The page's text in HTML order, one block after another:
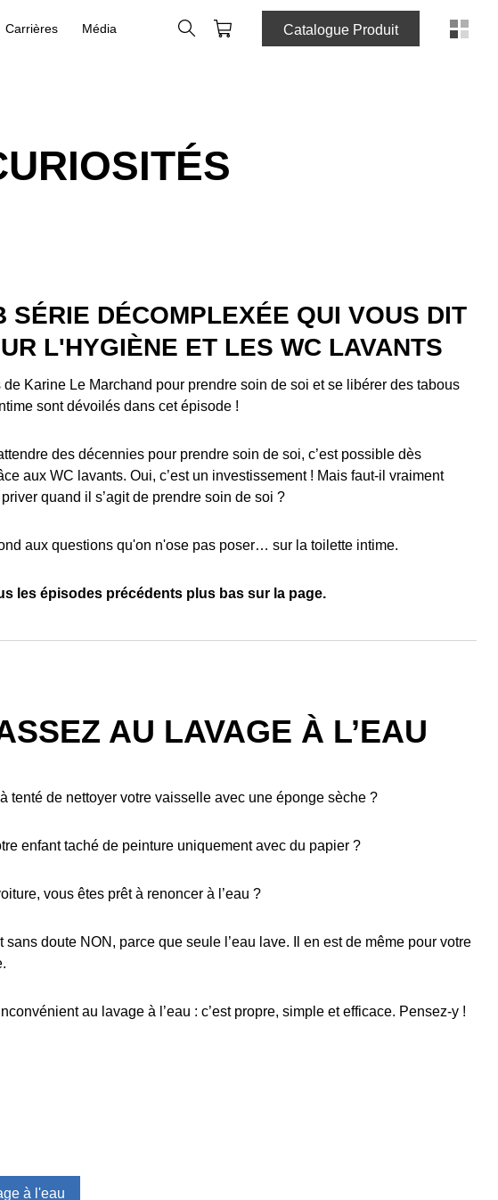
Carrières Média Rechercher Catalogue Produit
SÉRIE DÉCOMPLEXÉE QUI VOUS DIT
L'HYGIÈNE ET LES WC LAVANTS
de Karine Le Marchand pour prendre soin de soi et se libérer des tabous
sont dévoilés dans cet épisode !
des décennies pour prendre soin de soi, c’est possible dès
aux WC lavants. Oui, c’est un investissement ! Mais faut-il vraiment
priver quand il s’agit de prendre soin de soi ?
aux questions qu'on n'ose pas poser… sur la toilette intime.
les épisodes précédents plus bas sur la page.
AU LAVAGE À L’EAU
tenté de nettoyer votre vaisselle avec une éponge sèche ?
enfant taché de peinture uniquement avec du papier ?
vous êtes prêt à renoncer à l’eau ?
sans doute NON, parce que seule l’eau lave. Il en est de même pour votre
inconvénient au lavage à l’eau : c’est propre, simple et efficace. Pensez-y !
à l'eau